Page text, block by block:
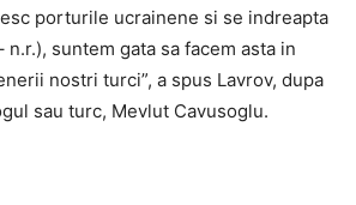
porturile ucrainene si se indreapta
suntem gata sa facem asta in
nostri turci”, a spus Lavrov, dupa
sau turc, Mevlut Cavusoglu.